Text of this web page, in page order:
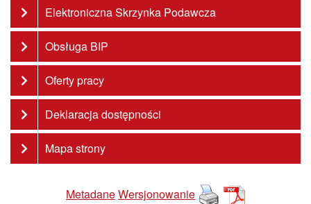
Elektroniczna Skrzynka Podawcza
Obsługa BIP
Oferty pracy
Deklaracja dostępności
Mapa strony
MetadaneWersjonowanie